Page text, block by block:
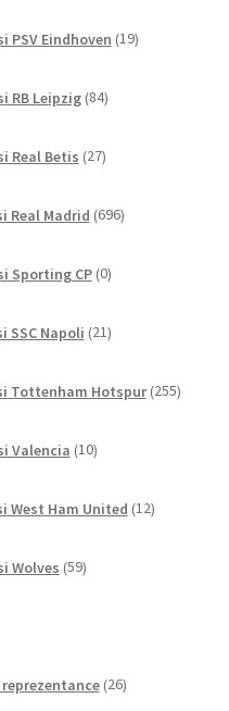
PSV Eindhoven 19izdelkov
RB Leipzig 84izdelkov
Real Betis 27izdelkov
Real Madrid 696izdelkov
Sporting CP 0izdelkov
SSC Napoli 21izdelkov
Tottenham Hotspur 255
Valencia 10izdelkov
West Ham United 12izdelkov
Wolves 59izdelkov
26izdelkov